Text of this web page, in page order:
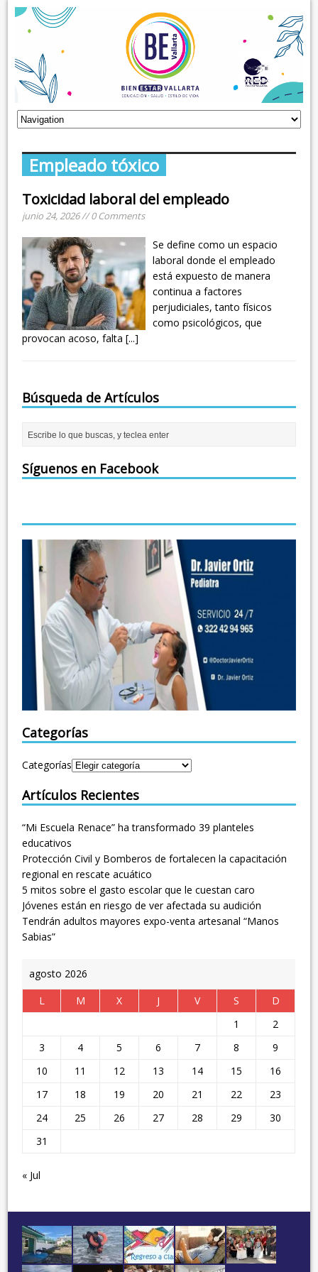
Empleado tóxico
Toxicidad laboral del empleado
junio 24, 2026 // 0 Comments
Se define como un espacio
laboral donde el empleado
está expuesto de manera
continua a factores
perjudiciales, tanto físicos
como psicológicos, que
provocan acoso, falta[...]
Búsqueda de Artículos
Síguenos en Facebook
Categorías
Categorías
Artículos Recientes
“Mi Escuela Renace” ha transformado 39 planteles
educativos
Protección Civil y Bomberos de fortalecen la capacitación
regional en rescate acuático
5 mitos sobre el gasto escolar que le cuestan caro
Jóvenes están en riesgo de ver afectada su audición
Tendrán adultos mayores expo-venta artesanal “Manos
Sabias”
agosto 2026
L
M X J V S
D
1
2
3
4 5 6 7 8
9
10
11 12 13 14 15
16
17
18 19 20 21 22
23
24
25 26 27 28 29
30
31
« Jul